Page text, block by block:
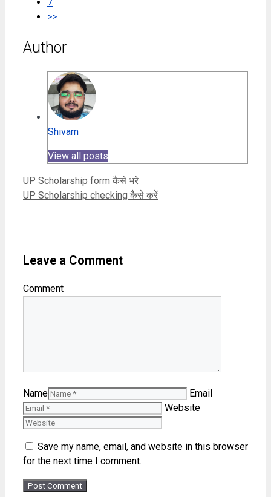
>>
Author
Shivam
View all posts
UP Scholarship form कैसे भरे
UP Scholarship checking कैसे करें
Leave a Comment
Comment
Name
Email
Website
Save my name, email, and website in this browser
for the next time I comment.